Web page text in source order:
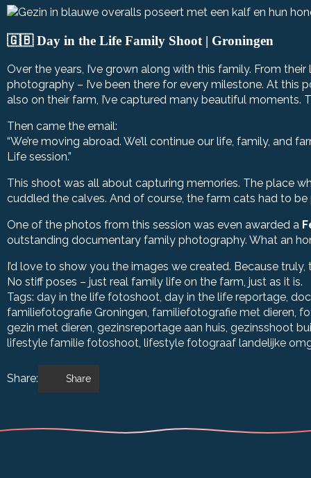
🇬🇧Day in the Life Family Shoot | Groningen
Over the years, I’ve grown along with this family. From
photography – I’ve been there for every milestone. At
also on their farm, I’ve captured many beautiful
Then came the email:
“We’re moving abroad. We’ll continue our life, family, and
Life session.”
This shoot was all about capturing memories. The place
cuddled the calves. And of course, the farm cats had to
One of the photos from this session was even awarded a
outstanding documentary family photography. What an
I’d love to show you the images we created. Because
No stiff poses – just real family life on the farm, just as it is.
Tags: day in the life fotoshoot day in the life reportage
familiefotografie Groningen familiefotografie met dieren
gezin met dieren gezinsreportage aan huis gezinsshoot
lifestyle familie fotoshoot lifestyle fotograaf landelijke
Share: Share